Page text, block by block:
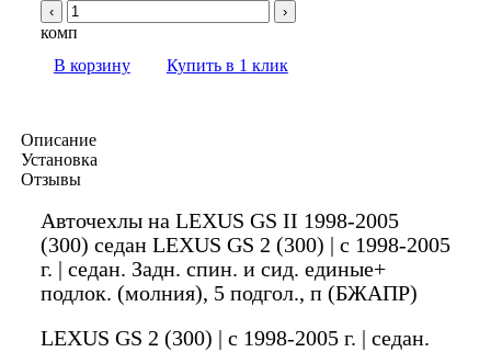
‹ ›
комп
В корзину
Купить в 1 клик
Описание
Установка
Отзывы
Авточехлы на LEXUS GS II 1998-2005
(300) седан LEXUS GS 2 (300) | с 1998-2005
г. | седан. Задн. спин. и сид. единые+
подлок. (молния), 5 подгол., п (БЖАПР)
LEXUS GS 2 (300) | с 1998-2005 г. | седан.